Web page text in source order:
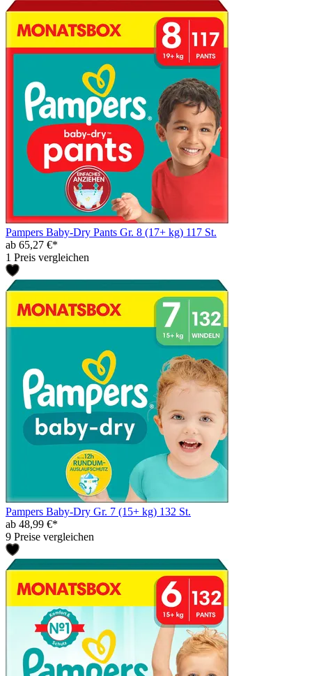
Pampers Baby-Dry Pants Gr. 8 (17+ kg) 117 St.
ab 65,27 €*
1 Preis vergleichen
Pampers Baby-Dry Gr. 7 (15+ kg) 132 St.
ab 48,99 €*
9 Preise vergleichen